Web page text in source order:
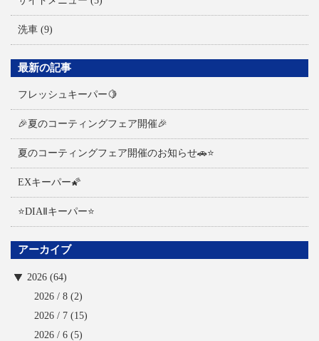
洗車 (9)
最新の記事
フレッシュキーパー🍋
🎉夏のコーティングフェア開催🎉
夏のコーティングフェア開催のお知らせ🚗⭐
EXキーパー🌠
⭐DIAⅡキーパー⭐
アーカイブ
2026 (64)
2026 / 8 (2)
2026 / 7 (15)
2026 / 6 (5)